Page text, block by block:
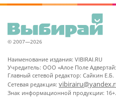
© 2007—2026
Наименование издания: VIBIRAI.RU
Учредитель: ООО «Алое Поле
Главный сетевой редактор: Сайкин Е.Б.
Сетевая редакция:
Знак информационной продукции: 16+.